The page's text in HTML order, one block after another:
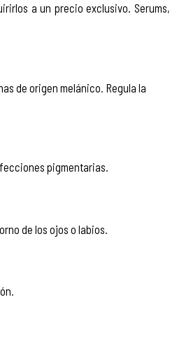
a un precio exclusivo. Serums,
de origen melánico. Regula la
pigmentarias.
de los ojos o labios.